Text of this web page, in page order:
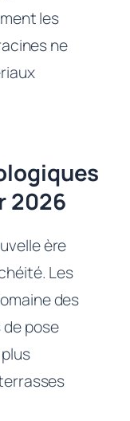
les
ne
2026
ère
Les
des
pose